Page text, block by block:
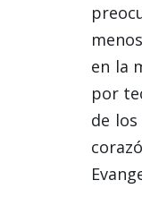
en la
por
de